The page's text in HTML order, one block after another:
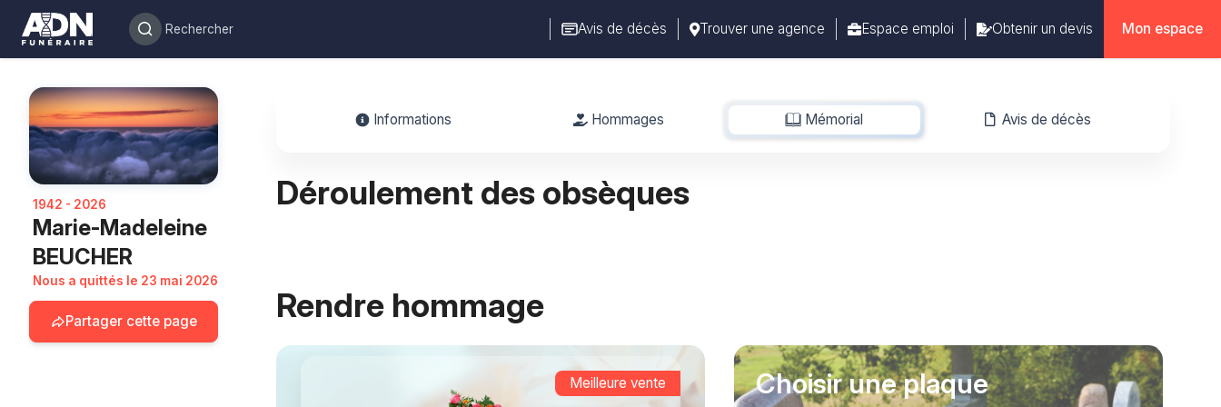
Avis de décès Trouver une agence Espace emploi Obtenir un devis Mon espace
1942 - 2026
Marie-Madeleine
BEUCHER
Nous a quittés le 23 mai 2026
Partager cette page
Informations Hommages Mémorial Avis de décès
-
Déroulement des obsèques
Rendre hommage
Meilleure vente Choisir une plaque